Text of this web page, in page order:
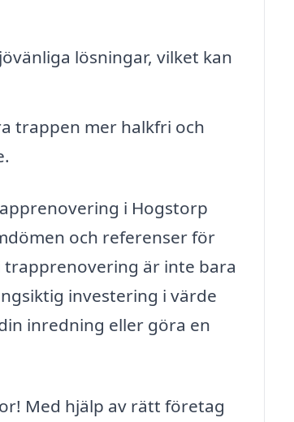
lösningar, vilket kan
trappen mer halkfri och
i Hogstorp
och referenser för
är inte bara
investering i värde
inredning eller göra en
Med hjälp av rätt företag